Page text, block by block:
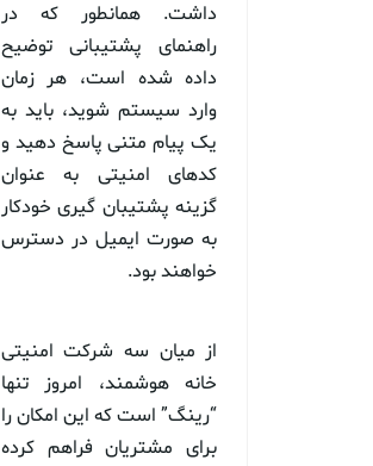
داشت. همانطور که در
راهنمای پشتیبانی توضیح
داده شده است، هر زمان
وارد سیستم شوید، باید به
یک پیام متنی پاسخ دهید و
کدهای امنیتی به عنوان
گزینه پشتیبان گیری خودکار
به صورت ایمیل در دسترس
خواهند بود.
از میان سه شرکت امنیتی
خانه هوشمند، امروز تنها
“رینگ” است که این امکان را
برای مشتریان فراهم کرده